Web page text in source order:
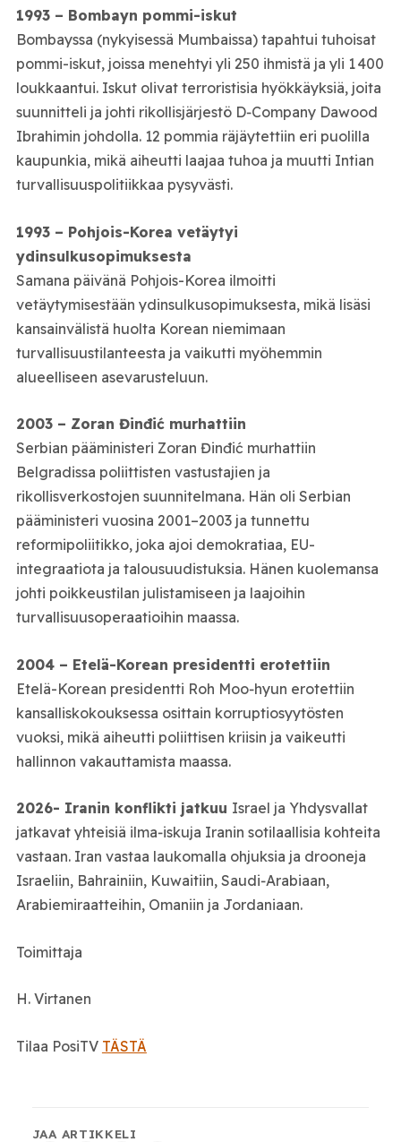
1993 – Bombayn pommi-iskut
Bombayssa (nykyisessä Mumbaissa) tapahtui tuhoisat
pommi-iskut, joissa menehtyi yli 250 ihmistä ja yli 1 400
loukkaantui. Iskut olivat terroristisia hyökkäyksiä, joita
suunnitteli ja johti rikollisjärjestö D‑Company Dawood
Ibrahimin johdolla. 12 pommia räjäytettiin eri puolilla
kaupunkia, mikä aiheutti laajaa tuhoa ja muutti Intian
turvallisuuspolitiikkaa pysyvästi.
1993 – Pohjois-Korea vetäytyi
ydinsulkusopimuksesta
Samana päivänä Pohjois-Korea ilmoitti
vetäytymisestään ydinsulkusopimuksesta, mikä lisäsi
kansainvälistä huolta Korean niemimaan
turvallisuustilanteesta ja vaikutti myöhemmin
alueelliseen asevarusteluun.
2003 – Zoran Đinđić murhattiin
Serbian pääministeri Zoran Đinđić murhattiin
Belgradissa poliittisten vastustajien ja
rikollisverkostojen suunnitelmana. Hän oli Serbian
pääministeri vuosina 2001–2003 ja tunnettu
reformipoliitikko, joka ajoi demokratiaa, EU-
integraatiota ja talousuudistuksia. Hänen kuolemansa
johti poikkeustilan julistamiseen ja laajoihin
turvallisuusoperaatioihin maassa.
2004 – Etelä-Korean presidentti erotettiin
Etelä-Korean presidentti Roh Moo‑hyun erotettiin
kansalliskokouksessa osittain korruptiosyytösten
vuoksi, mikä aiheutti poliittisen kriisin ja vaikeutti
hallinnon vakauttamista maassa.
2026- Iranin konflikti jatkuu Israel ja Yhdysvallat
jatkavat yhteisiä ilma‑iskuja Iranin sotilaallisia kohteita
vastaan. Iran vastaa laukomalla ohjuksia ja drooneja
Israeliin, Bahrainiin, Kuwaitiin, Saudi‑Arabiaan,
Arabiemiraatteihin, Omaniin ja Jordaniaan.
Toimittaja
H. Virtanen
Tilaa PosiTV TÄSTÄ
JAA ARTIKKELI